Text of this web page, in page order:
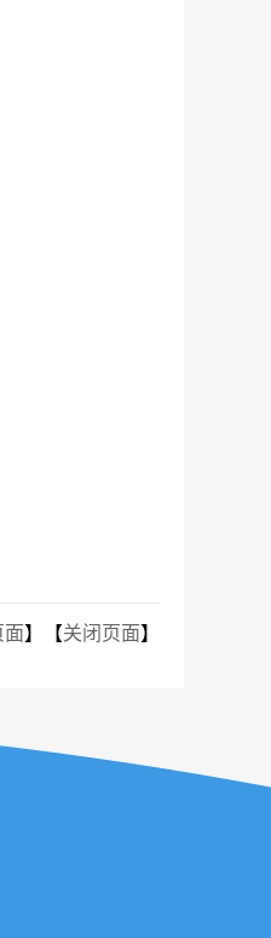
面】【关闭页面】